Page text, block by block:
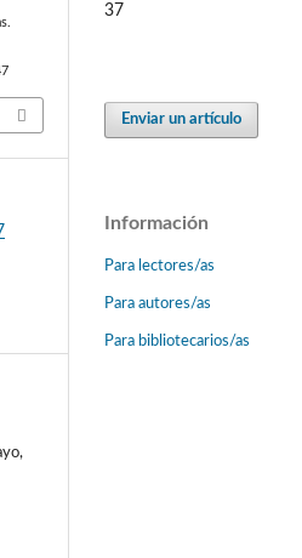
37
Enviar un artículo
Información
Para lectores/as
Para autores/as
Para bibliotecarios/as